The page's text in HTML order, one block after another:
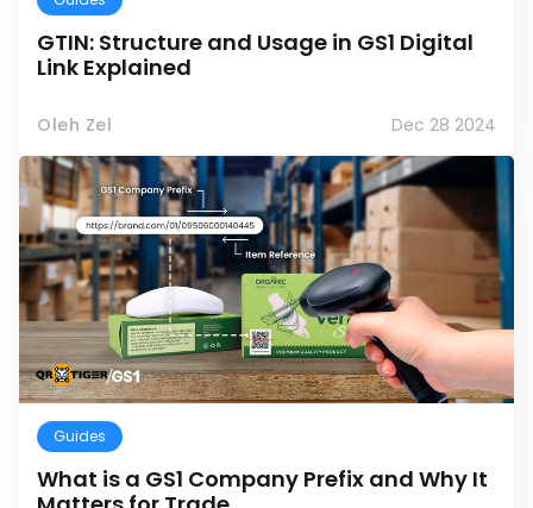
GTIN: Structure and Usage in GS1 Digital
Link Explained
Oleh Zel Dec 28 2024
Guides
What is a GS1 Company Prefix and Why It